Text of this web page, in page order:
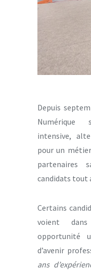
Depuis
Numérique
intensive,
pour un
partenaires
candidats tout
Certains
voient
opportunité
d’avenir
ans